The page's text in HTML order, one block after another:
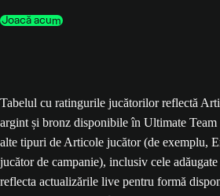
Joacă acum
Tabelul cu ratingurile jucătorilor reflectă
argint și bronz disponibile în Ultimate Team
alte tipuri de Articole jucător (de exemplu,
jucător de campanie), inclusiv cele
reflecta actualizările live pentru formă